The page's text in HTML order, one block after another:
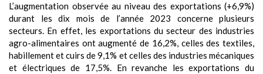
L’augmentation observée au niveau des exportations (+6,9%)
durant les dix mois de l’année 2023 concerne plusieurs
secteurs. En effet, les exportations du secteur des industries
agro-alimentaires ont augmenté de 16,2%, celles des textiles,
habillement et cuirs de 9,1% et celles des industries mécaniques
et électriques de 17,5%. En revanche les exportations du